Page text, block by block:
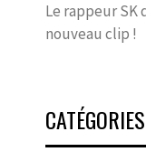
Le rappeur SK
nouveau clip !
CATÉGORIES